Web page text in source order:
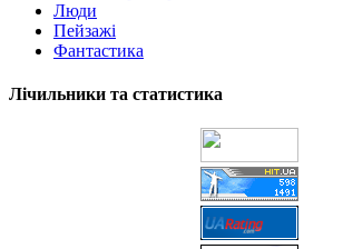
Люди
Пейзажі
Фантастика
Лічильники та статистика